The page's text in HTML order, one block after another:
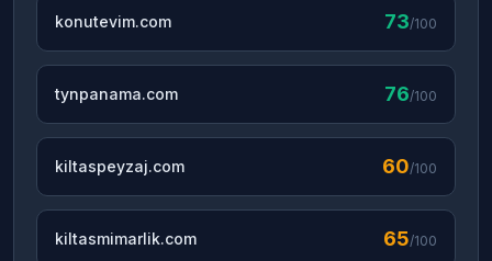
konutevim.com 73/100
tynpanama.com 76/100
kiltaspeyzaj.com 60/100
kiltasmimarlik.com 65/100